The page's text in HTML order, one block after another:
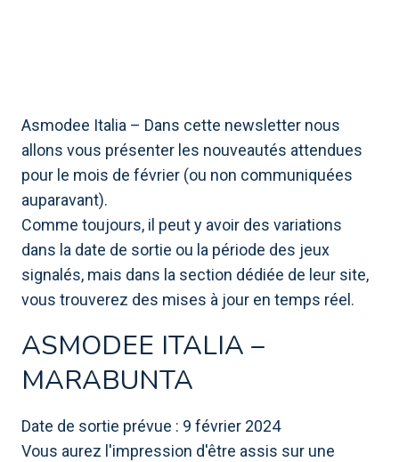
Asmodee Italia – Dans cette newsletter nous
allons vous présenter les nouveautés attendues
pour le mois de février (ou non communiquées
auparavant).
Comme toujours, il peut y avoir des variations
dans la date de sortie ou la période des jeux
signalés, mais dans la section dédiée de leur site,
vous trouverez des mises à jour en temps réel.
ASMODEE ITALIA –
MARABUNTA
Date de sortie prévue : 9 février 2024
Vous aurez l'impression d'être assis sur une